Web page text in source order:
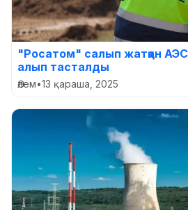
"Росатом" салып жатқан
алып тасталды
Әлем•13 қараша, 2025